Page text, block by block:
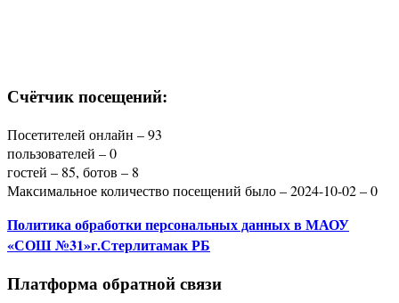
Счётчик посещений:
Посетителей онлайн – 93
пользователей – 0
гостей – 85, ботов – 8
Максимальное количество посещений было – 2024-10-02 – 0
Политика обработки персональных данныхв МАОУ
«СОШ №31»г.Стерлитамак РБ
Платформа обратной связи